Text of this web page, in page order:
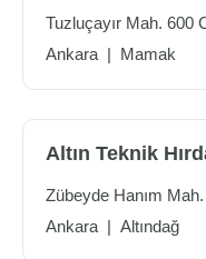
Tuzluçayır Mah. 600
Ankara | Mamak
Altın Teknik
Zübeyde Hanım
Ankara | Altındağ